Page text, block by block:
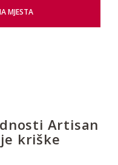
MJESTA
Artisan
kriške